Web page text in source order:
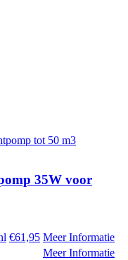
35W voor
€61,95 Meer Informatie
Meer Informatie